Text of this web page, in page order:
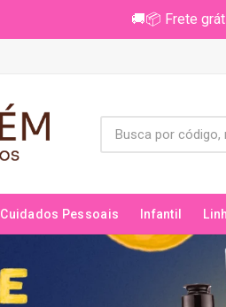
🚚📦 Frete
Cuidados Pessoais Infantil